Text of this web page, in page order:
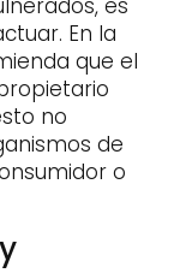
es
En la
que el
no
de
o